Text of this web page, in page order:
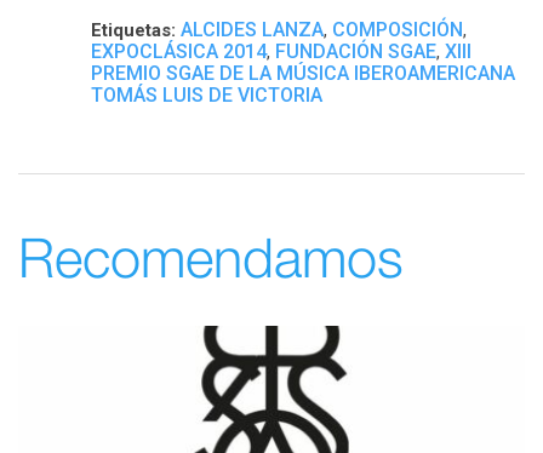
Etiquetas: ALCIDES LANZA, COMPOSICIÓN,
EXPOCLÁSICA 2014, FUNDACIÓN SGAE, XIII
PREMIO SGAE DE LA MÚSICA IBEROAMERICANA
TOMÁS LUIS DE VICTORIA
Recomendamos